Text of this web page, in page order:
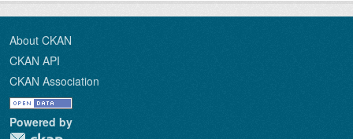
About CKAN
CKAN API
CKAN Association
Powered by